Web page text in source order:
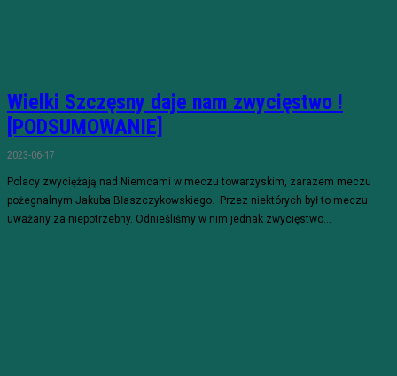
Wielki Szczęsny daje nam zwycięstwo !
[PODSUMOWANIE]
2023-06-17
Polacy zwyciężają nad Niemcami w meczu towarzyskim, zarazem meczu
pożegnalnym Jakuba Błaszczykowskiego. Przez niektórych był to meczu
uważany za niepotrzebny. Odnieśliśmy w nim jednak zwycięstwo...